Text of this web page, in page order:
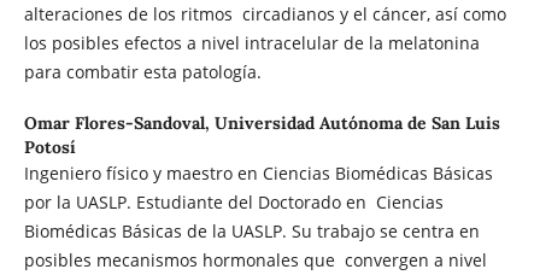
alteraciones de los ritmos circadianos y el cáncer, así como
los posibles efectos a nivel intracelular de la melatonina
para combatir esta patología.
Omar Flores-Sandoval, Universidad Autónoma de San Luis
Potosí
Ingeniero físico y maestro en Ciencias Biomédicas Básicas
por la UASLP. Estudiante del Doctorado en Ciencias
Biomédicas Básicas de la UASLP. Su trabajo se centra en
posibles mecanismos hormonales que convergen a nivel